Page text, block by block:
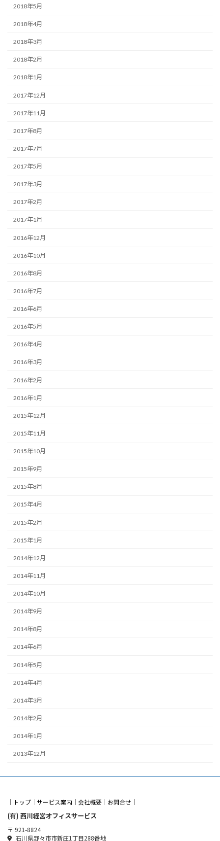
2018年5月
2018年4月
2018年3月
2018年2月
2018年1月
2017年12月
2017年11月
2017年8月
2017年7月
2017年5月
2017年3月
2017年2月
2017年1月
2016年12月
2016年10月
2016年8月
2016年7月
2016年6月
2016年5月
2016年4月
2016年3月
2016年2月
2016年1月
2015年12月
2015年11月
2015年10月
2015年9月
2015年8月
2015年4月
2015年2月
2015年1月
2014年12月
2014年11月
2014年10月
2014年9月
2014年8月
2014年6月
2014年5月
2014年4月
2014年3月
2014年2月
2014年1月
2013年12月
｜ トップ ｜ サービス案内 ｜ 会社概要 ｜ お問合せ ｜
(有) 西川経営オフィスサービス
〒 921-8824
石川県野々市市新庄1丁目288番地